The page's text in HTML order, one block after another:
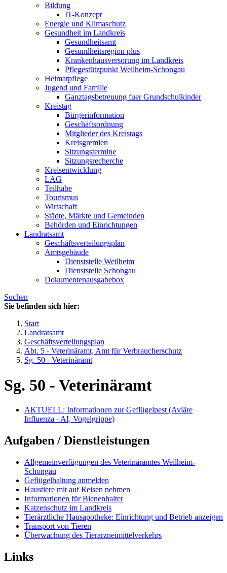
Bildung
IT-Konzept
Energie und Klimaschutz
Gesundheit im Landkreis
Gesundheitsamt
Gesundheitsregion plus
Krankenhausversorung im Landkreis
Pflegestützpunkt Weilheim-Schongau
Heimatpflege
Jugend und Familie
Ganztagsbetreuung fuer Grundschulkinder
Kreistag
Bürgerinformation
Geschäftsordnung
Mitglieder des Kreistags
Kreisgremien
Sitzungstermine
Sitzungsrecherche
Kreisentwicklung
LAG
Teilhabe
Tourismus
Wirtschaft
Städte, Märkte und Gemeinden
Behörden und Einrichtungen
Landratsamt
Geschäftsverteilungsplan
Amtsgebäude
Dienststelle Weilheim
Dienststelle Schongau
Dokumentenausgabebox
Suchen
Sie befinden sich hier:
Start
Landratsamt
Geschäftsverteilungsplan
Abt. 5 - Veterinäramt, Amt für Verbraucherschutz
Sg. 50 - Veterinäramt
Sg. 50 - Veterinäramt
AKTUELL: Informationen zur Geflügelpest (Aviäre
Influenza - AI, Vogelgrippe)
Aufgaben / Dienstleistungen
Allgemeinverfügungen des Veterinäramtes Weilheim-
Schongau
Geflügelhaltung anmelden
Haustiere mit auf Reisen nehmen
Informationen für Bienenhalter
Katzenschutz im Landkreis
Tierärztliche Hausapotheke: Einrichtung und Betrieb anzeigen
Transport von Tieren
Überwachung des Tierarzneimittelverkehrs
Links